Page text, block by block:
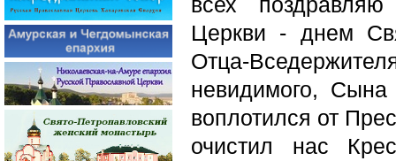
Церкви - днем
Отца-
невидимого,
воплотился от
очистил нас